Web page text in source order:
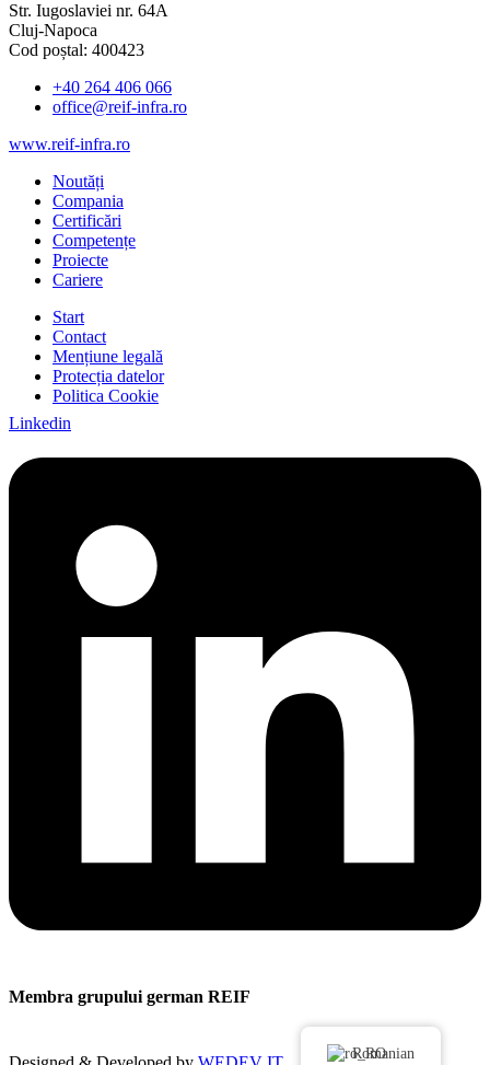
Str. Iugoslaviei nr. 64A
Cluj-Napoca
Cod poștal: 400423
+40 264 406 066
office@reif-infra.ro
www.reif-infra.ro
Noutăți
Compania
Certificări
Competențe
Proiecte
Cariere
Start
Contact
Mențiune legală
Protecția datelor
Politica Cookie
Linkedin
Membra grupului german REIF
Romanian